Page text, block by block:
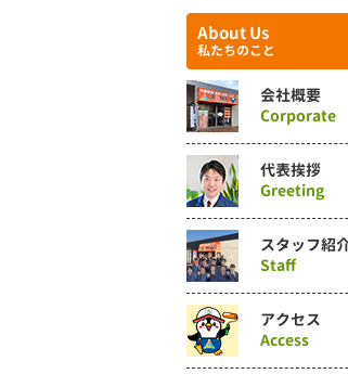
About Us
私たちのこと
会社概要
Corporate
代表挨拶
Greeting
スタッフ紹
Staff
アクセス
Access